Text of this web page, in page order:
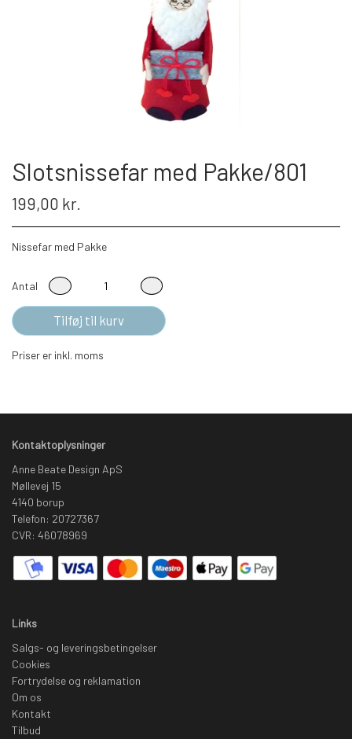
Slotsnissefar med Pakke/801
199,00 kr.
Nissefar med Pakke
Antal
Tilføj til kurv
Priser er inkl. moms
Kontaktoplysninger
Anne Beate Design ApS
Møllevej 15
4140 borup
Telefon: 20727367
CVR: 46078969
Links
Salgs- og leveringsbetingelser
Cookies
Fortrydelse og reklamation
Om os
Kontakt
Tilbud